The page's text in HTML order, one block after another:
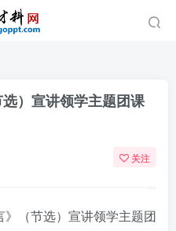
）宣讲领学主题团课
关注
（节选）宣讲领学主题团